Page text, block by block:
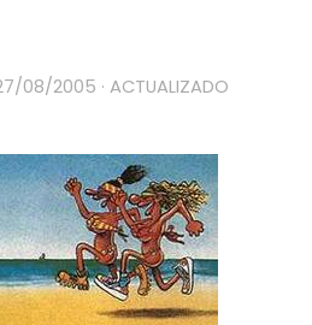
08/2005 · ACTUALIZADO